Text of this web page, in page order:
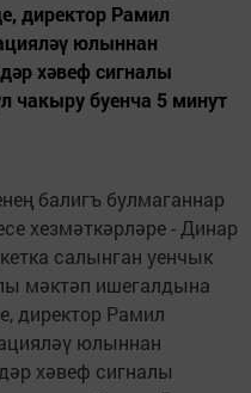
директор Рамил
юлыннан
хәвеф сигналы
чакыру буенча 5 минут
балигъ булмаганнар
хезмәткәрләре - Динар
салынган уенчык
мәктәп ишегалдына
директор Рамил
юлыннан
хәвеф сигналы